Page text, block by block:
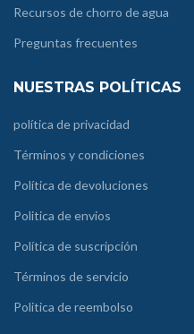
Recursos de chorro de agua
Preguntas frecuentes
NUESTRAS POLÍTICAS
política de privacidad
Términos y condiciones
Política de devoluciones
Politica de envios
Política de suscripción
Términos de servicio
Politica de reembolso